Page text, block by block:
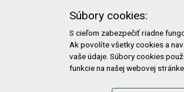
Certifikáty
Facebook
Blog
Súbory cookies:
S cieľom zabezpečiť riadne
Ak povolíte všetky cookies a
vaše údaje. Súbory cookies
funkcie na našej webovej stránke.